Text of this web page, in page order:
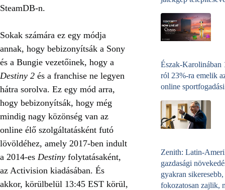
SteamDB-n.
Sokak számára ez egy módja
annak, hogy bebizonyítsák a Sony
és a Bungie vezetőinek, hogy a
Destiny 2 és a franchise ne legyen
hátra sorolva. Ez egy mód arra,
hogy bebizonyítsák, hogy még
mindig nagy közönség van az
online élő szolgáltatásként futó
lövöldéhez, amely 2017-ben indult
a 2014-es Destiny folytatásaként,
az Activision kiadásában. És
akkor, körülbelül 13:45 EST körül,
Észak-Karolinában
ról 23%-ra emelik
online
Zenith: Latin-
gazdasági
gyakran sikeresebb,
fokozatosan zajlik,